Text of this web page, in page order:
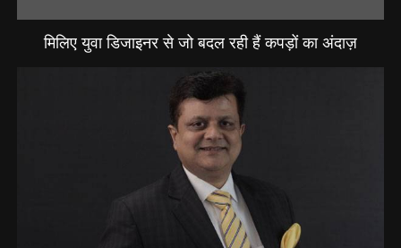
मिलिए युवा डिजाइनर से जो बदल रही हैं कपड़ों का अंदाज़